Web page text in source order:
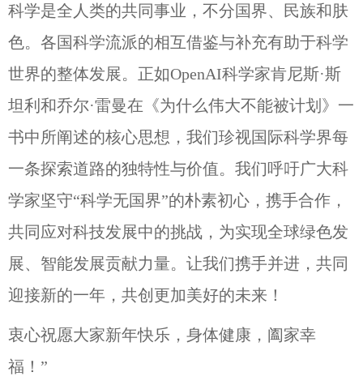
科学是全人类的共同事业，不分国界、民族和肤
色。各国科学流派的相互借鉴与补充有助于科学
世界的整体发展。正如OpenAI科学家肯尼斯·斯
坦利和乔尔·雷曼在《为什么伟大不能被计划》一
书中所阐述的核心思想，我们珍视国际科学界每
一条探索道路的独特性与价值。我们呼吁广大科
学家坚守“科学无国界”的朴素初心，携手合作，
共同应对科技发展中的挑战，为实现全球绿色发
展、智能发展贡献力量。让我们携手并进，共同
迎接新的一年，共创更加美好的未来！
衷心祝愿大家新年快乐，身体健康，阖家幸
福！”